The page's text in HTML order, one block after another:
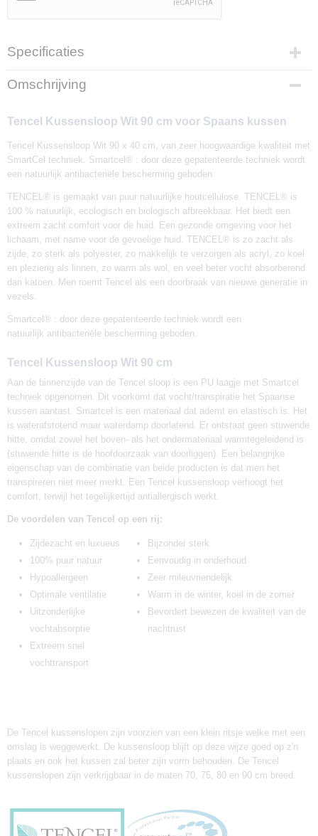
Specificaties
Productcode
TENWI90
8423241169503
Afmetingen (l,b,h)
90 x 40 x 0 cm
Omschrijving
Tencel Kussensloop Wit 90 cm voor Spaans kussen
Tencel Kussensloop Wit 90 x 40 cm, van zeer hoogwaardige kwaliteit met
SmartCel techniek. Smartcel® : door deze gepatenteerde techniek wordt
een natuurlijk antibacteriële bescherming geboden.
TENCEL® is gemaakt van puur natuurlijke houtcellulose. TENCEL® is
100 % natuurlijk, ecologisch en biologisch afbreekbaar. Het biedt een
extreem zacht comfort voor de huid. Een gezonde omgeving voor het
lichaam, met name voor de gevoelige huid. TENCEL® is zo zacht als
zijde, zo sterk als polyester, zo makkelijk te verzorgen als acryl, zo koel
en plezierig als linnen, zo warm als wol, en veel beter vocht absorberend
dan katoen. Men roemt Tencel als een doorbraak van nieuwe generatie in
vezels.
Smartcel® : door deze gepatenteerde techniek wordt een
natuurlijk antibacteriële bescherming geboden.
Tencel Kussensloop Wit 90 cm
Aan de binnenzijde van de Tencel sloop is een PU laagje met Smartcel
techniek opgenomen. Dit voorkomt dat vocht/transpiratie het Spaanse
kussen aantast. Smartcel is een materiaal dat ademt en elastisch is. Het
is waterafstotend maar waterdamp doorlatend. Er ontstaat geen stuwende
hitte, omdat zowel het boven- als het ondermateriaal warmtegeleidend is
(stuwende hitte is de hoofdoorzaak van doorliggen). Een belangrijke
eigenschap van de combinatie van beide producten is dat men het
transpireren niet meer merkt. Een Tencel kussensloop verhoogt het
comfort, terwijl het tegelijkertijd antiallergisch werkt.
De voordelen van Tencel op een rij:
Zijdezacht en luxueus
100% puur natuur
Hypoallergeen
Optimale ventilatie
Uitzonderlijke
vochtabsorptie
Extreem snel
vochttransport
Bijzonder sterk
Eenvoudig in onderhoud
Zeer mileuvriendelijk
Warm in de winter, koel in de zomer
Bevordert bewezen de kwaliteit van de
nachtrust
De Tencel kussenslopen zijn voorzien van een klein ritsje welke met een
omslag is weggewerkt. De kussensloop blijft op deze wijze goed op z'n
plaats en ook het kussen zal beter zijn vorm behouden. De Tencel
kussenslopen zijn verkrijgbaar in de maten 70, 75, 80 en 90 cm breed.